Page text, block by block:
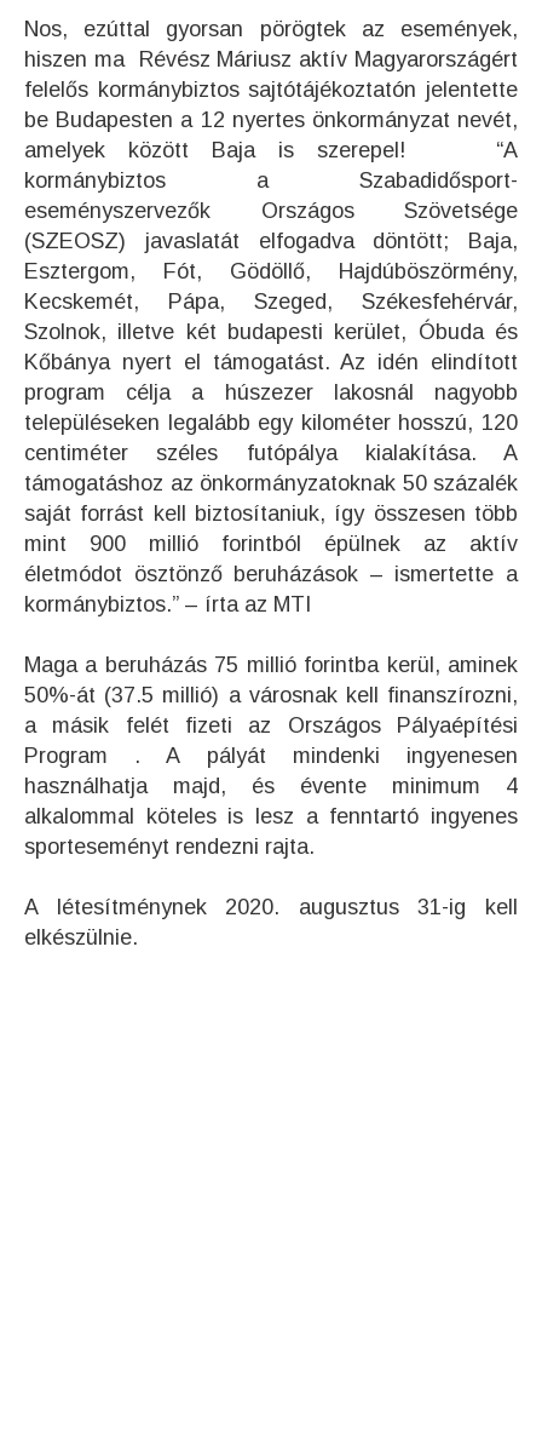
Nos, ezúttal gyorsan pörögtek az események,
hiszen ma Révész Máriusz aktív Magyarországért
felelős kormánybiztos sajtótájékoztatón jelentette
be Budapesten a 12 nyertes önkormányzat nevét,
amelyek között Baja is szerepel! “A
kormánybiztos a Szabadidősport-
eseményszervezők Országos Szövetsége
(SZEOSZ) javaslatát elfogadva döntött; Baja,
Esztergom, Fót, Gödöllő, Hajdúböszörmény,
Kecskemét, Pápa, Szeged, Székesfehérvár,
Szolnok, illetve két budapesti kerület, Óbuda és
Kőbánya nyert el támogatást. Az idén elindított
program célja a húszezer lakosnál nagyobb
településeken legalább egy kilométer hosszú, 120
centiméter széles futópálya kialakítása. A
támogatáshoz az önkormányzatoknak 50 százalék
saját forrást kell biztosítaniuk, így összesen több
mint 900 millió forintból épülnek az aktív
életmódot ösztönző beruházások – ismertette a
kormánybiztos.” – írta az MTI
Maga a beruházás 75 millió forintba kerül, aminek
50%-át (37.5 millió) a városnak kell finanszírozni,
a másik felét fizeti az Országos Pályaépítési
Program . A pályát mindenki ingyenesen
használhatja majd, és évente minimum 4
alkalommal köteles is lesz a fenntartó ingyenes
sporteseményt rendezni rajta.
A létesítménynek 2020. augusztus 31-ig kell
elkészülnie.